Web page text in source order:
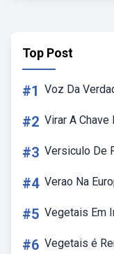
Top Post
#1 Voz Da
#2 Virar A Chave
#3 Versiculo De
#4 Verao Na
#5 Vegetais Em
#6 Vegetais é